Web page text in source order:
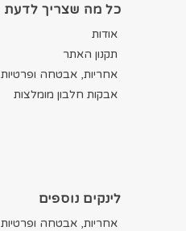
כל מה שצריך לדעת
אודות
תקנון האתר
אחריות, אבטחה ופרטיות
אבקות חלבון מומלצות
לינקים נוספים
אחריות, אבטחה ופרטיות